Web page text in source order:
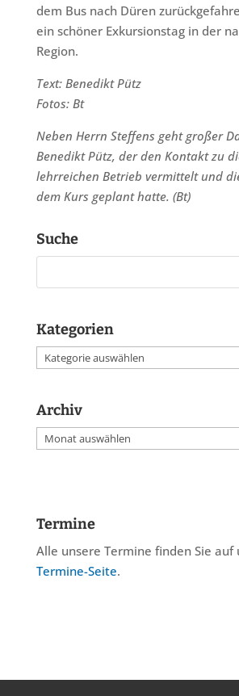
dem Bus nach Düren
ein schöner Exkursionstag in der
Region.
Text: Benedikt Pütz
Fotos: Bt
Neben Herrn Steffens geht großer
Benedikt Pütz, der den Kontakt zu
lehrreichen Betrieb vermittelt und
dem Kurs geplant hatte. (Bt)
Suche
Kategorien
Kategorien
Archiv
Archiv
Termine
Alle unsere Termine finden Sie auf
Termine-Seite.